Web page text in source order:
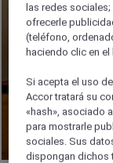
las redes
ofrecerle
(teléfono,
haciendo clic en el
Si acepta el uso
Accor tratará su
«hash», asociado
para mostrarle
sociales. Sus
dispongan dichos